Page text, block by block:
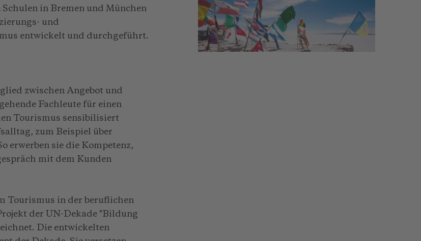
in Bremen und München
und
entwickelt und durchgeführt.
zwischen Angebot und
Fachleute für einen
Tourismus sensibilisiert
zum Beispiel über
erwerben sie die Kompetenz,
mit dem Kunden
Tourismus in der beruflichen
der UN-Dekade "Bildung
Die entwickelten